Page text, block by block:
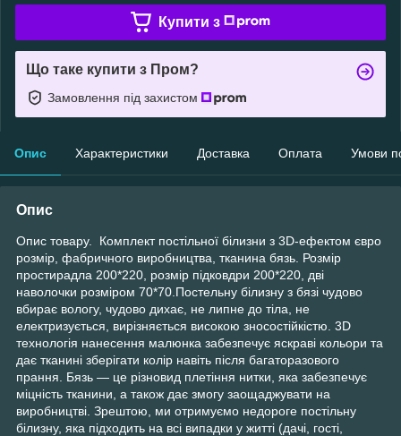
Купити з
Що таке купити з Пром?
Замовлення під захистом
Опис Характеристики Доставка Оплата Умови
Опис
Опис товару. Комплект постільної білизни з 3D-ефектом євро
розмір, фабричного виробництва, тканина бязь. Розмір
простирадла 200*220, розмір підковдри 200*220, дві
наволочки розміром 70*70.Постельну білизну з бязі чудово
вбирає вологу, чудово дихає, не липне до тіла, не
електризується, вирізняється високою зносостійкістю. 3D
технологія нанесення малюнка забезпечує яскраві кольори та
дає тканині зберігати колір навіть після багаторазового
прання. Бязь — це різновид плетіння нитки, яка забезпечує
міцність тканини, а також дає змогу заощаджувати на
виробництві. Зрештою, ми отримуємо недороге постільну
білизну, яка підходить на всі випадки у житті (дачі, гості,